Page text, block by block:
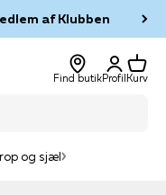
af Klubben
Find butik
Log ind
Profil
Kurv
Kurv
og sjæl